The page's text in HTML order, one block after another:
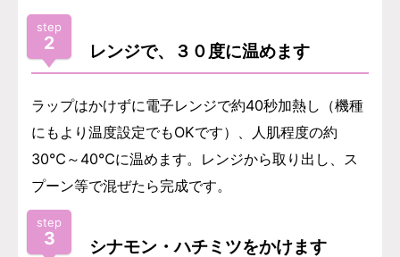
step
2 レンジで、３０度に温めます
ラップはかけずに電子レンジで約40秒加熱し（機種
にもより温度設定でもOKです）、人肌程度の約
30℃～40℃に温めます。レンジから取り出し、ス
プーン等で混ぜたら完成です。
step
3 シナモン・ハチミツをかけます